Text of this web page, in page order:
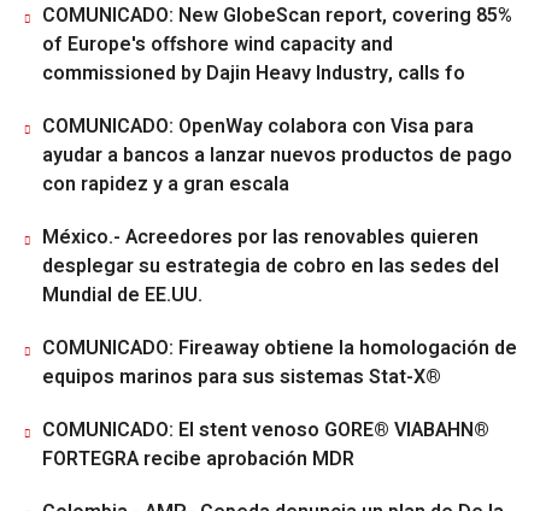
COMUNICADO: New GlobeScan report, covering 85%
of Europe's offshore wind capacity and
commissioned by Dajin Heavy Industry, calls fo
COMUNICADO: OpenWay colabora con Visa para
ayudar a bancos a lanzar nuevos productos de pago
con rapidez y a gran escala
México.- Acreedores por las renovables quieren
desplegar su estrategia de cobro en las sedes del
Mundial de EE.UU.
COMUNICADO: Fireaway obtiene la homologación de
equipos marinos para sus sistemas Stat-X®
COMUNICADO: El stent venoso GORE® VIABAHN®
FORTEGRA recibe aprobación MDR